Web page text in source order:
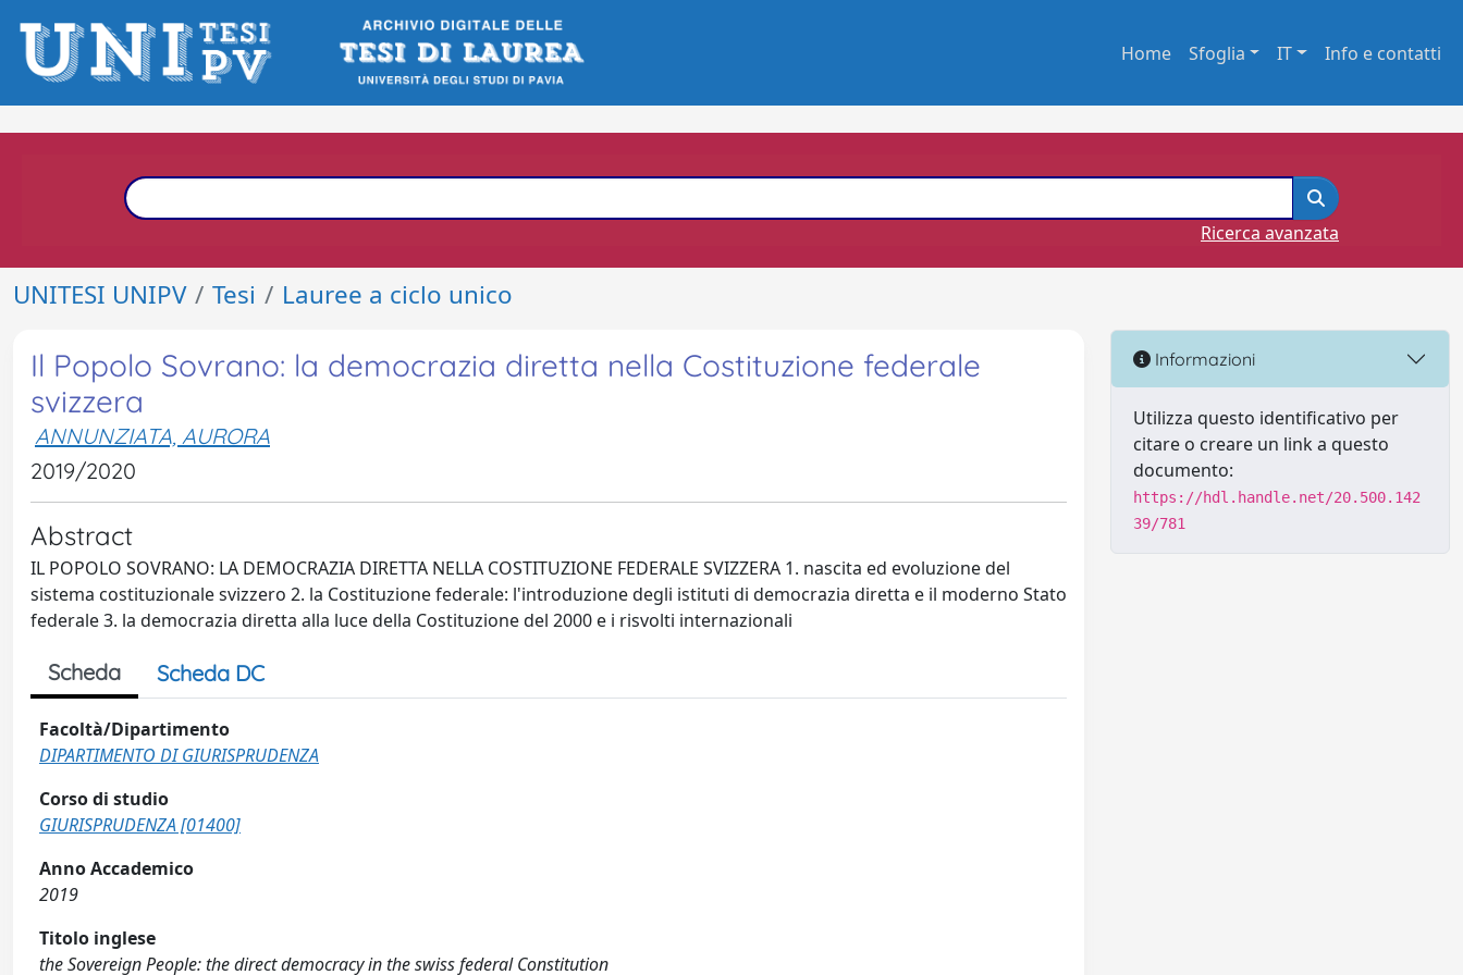
Home Sfoglia IT Info e contatti
Ricerca avanzata
UNITESI UNIPV Tesi Lauree a ciclo unico
Il Popolo Sovrano: la democrazia diretta nella Costituzione federale
svizzera
ANNUNZIATA, AURORA
2019/2020
Abstract
IL POPOLO SOVRANO: LA DEMOCRAZIA DIRETTA NELLA COSTITUZIONE FEDERALE SVIZZERA 1. nascita ed evoluzione del
sistema costituzionale svizzero 2. la Costituzione federale: l'introduzione degli istituti di democrazia diretta e il moderno Stato
federale 3. la democrazia diretta alla luce della Costituzione del 2000 e i risvolti internazionali
Scheda Scheda DC
Facoltà/Dipartimento
DIPARTIMENTO DI GIURISPRUDENZA
Corso di studio
GIURISPRUDENZA [01400]
Anno Accademico
2019
Titolo inglese
the Sovereign People: the direct democracy in the swiss federal Constitution
Informazioni
Utilizza questo identificativo per
citare o creare un link a questo
documento:
https://hdl.handle.net/20.500.142
39/781